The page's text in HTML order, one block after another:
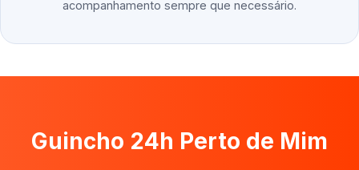
acompanhamento sempre que necessário.
Guincho 24h Perto de Mim